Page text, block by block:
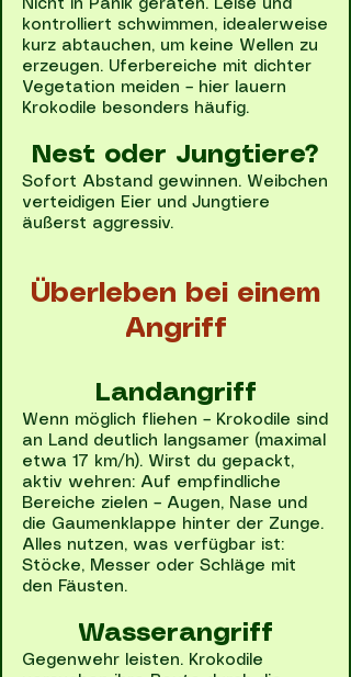
Nicht in Panik geraten. Leise und
kontrolliert schwimmen, idealerweise
kurz abtauchen, um keine Wellen zu
erzeugen. Uferbereiche mit dichter
Vegetation meiden – hier lauern
Krokodile besonders häufig.
Nest oder Jungtiere?
Sofort Abstand gewinnen. Weibchen
verteidigen Eier und Jungtiere
äußerst aggressiv.
Überleben bei einem
Angriff
Landangriff
Wenn möglich fliehen – Krokodile sind
an Land deutlich langsamer (maximal
etwa 17 km/h). Wirst du gepackt,
aktiv wehren: Auf empfindliche
Bereiche zielen – Augen, Nase und
die Gaumenklappe hinter der Zunge.
Alles nutzen, was verfügbar ist:
Stöcke, Messer oder Schläge mit
den Fäusten.
Wasserangriff
Gegenwehr leisten. Krokodile